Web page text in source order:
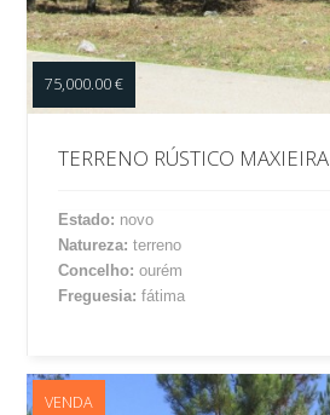
75,000.00 €
TERRENO RÚSTICO MAXIEIRA
Estado: novo
Natureza:terreno
Concelho:ourém
Freguesia:fátima
VENDA